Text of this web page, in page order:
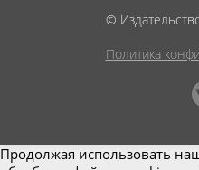
©
Политика
Продолжая использовать